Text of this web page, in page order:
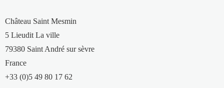
Château Saint Mesmin
5 Lieudit La ville
79380 Saint André sur sèvre
France
+33 (0)5 49 80 17 62